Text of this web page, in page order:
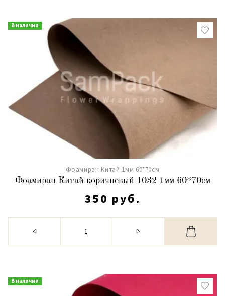
В наличии
Фоамиран Китай 1мм 60*70см
Фоамиран Китай коричневый 1032 1мм 60*70см
350 руб.
В наличии